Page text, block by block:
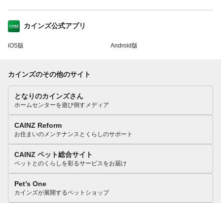
カインズ公式アプリ
iOS版 Android版
カインズのその他のサイト
となりのカインズさん
ホームセンターを遊び倒すメディア
CAINZ Reform
お住まいのメンテナンスとくらしのサポート
CAINZ ペット総合サイト
ペットとのくらしを彩るサービスをお届け
Pet’s One
カインズが展開するペットショップ